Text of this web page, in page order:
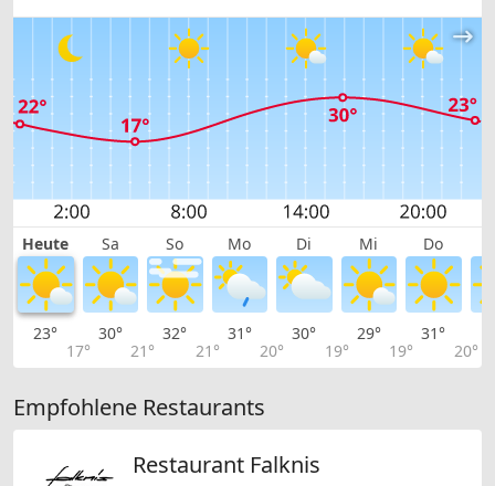
Heute Sa So Mo Di Mi Do
23°
17°
30°
21°
32°
21°
31°
20°
30°
19°
29°
19°
31°
20°
Empfohlene Restaurants
Restaurant Falknis